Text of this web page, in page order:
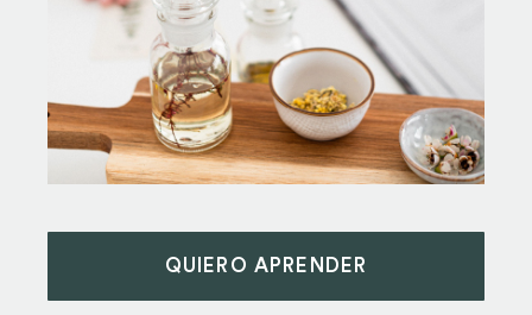
QUIERO APRENDER